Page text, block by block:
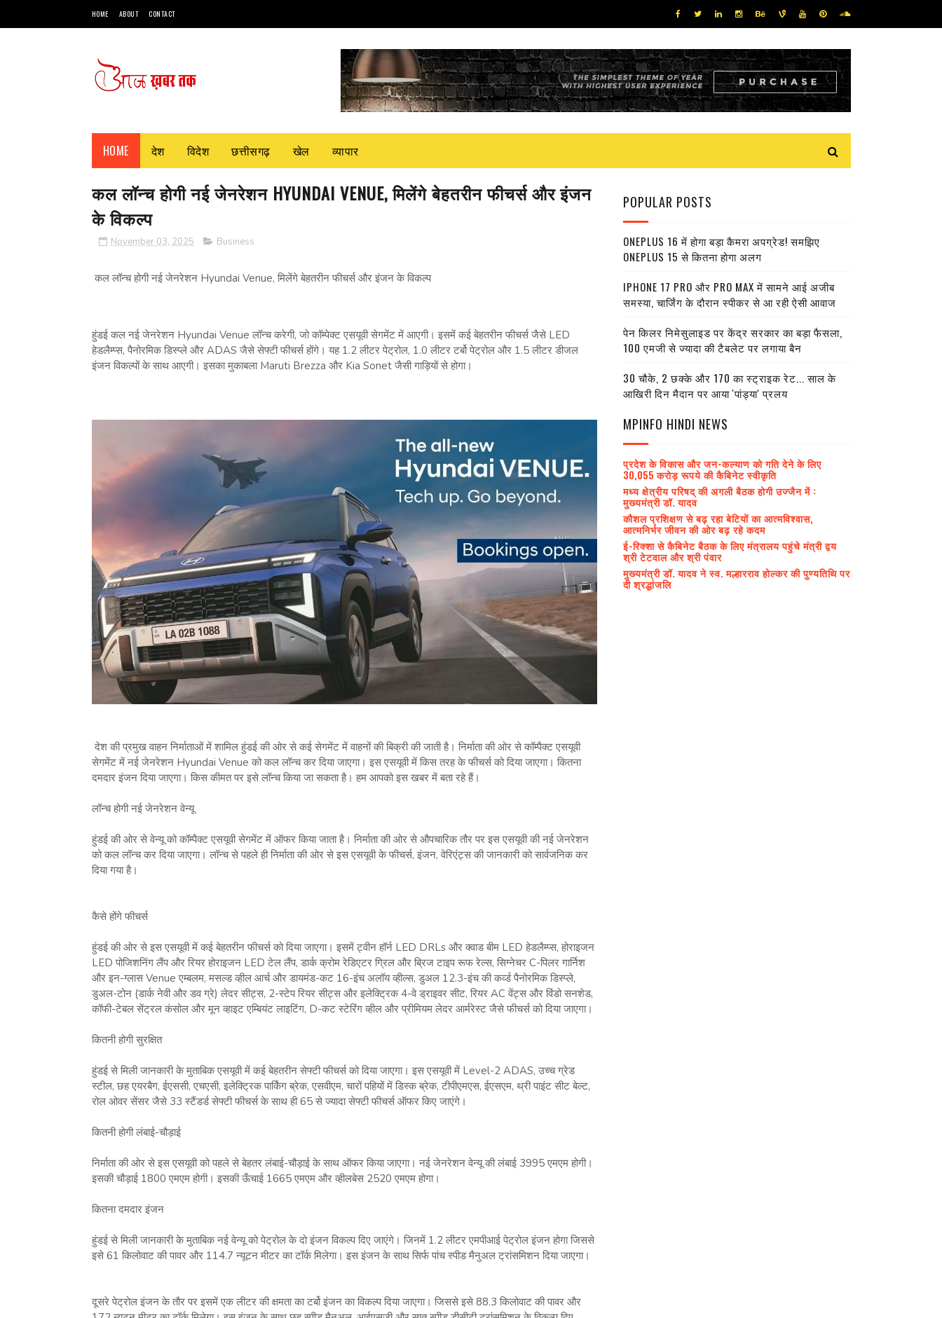
HOME ABOUT CONTACT
HOME देश विदेश छत्तीसगढ़ खेल व्यापार
कल लॉन्‍च होगी नई जेनरेशन HYUNDAI VENUE, मिलेंगे बेहतरीन फीचर्स और इंजन
के विकल्‍प
November 03, 2025 Business
कल लॉन्‍च होगी नई जेनरेशन Hyundai Venue, मिलेंगे बेहतरीन फीचर्स और इंजन के विकल्‍प
हुंडई कल नई जेनरेशन Hyundai Venue लॉन्च करेगी, जो कॉम्पेक्ट एसयूवी सेगमेंट में आएगी। इसमें कई बेहतरीन फीचर्स जैसे LED
हेडलैम्प्स, पैनोरमिक डिस्प्ले और ADAS जैसे सेफ्टी फीचर्स होंगे। यह 1.2 लीटर पेट्रोल, 1.0 लीटर टर्बो पेट्रोल और 1.5 लीटर डीजल
इंजन विकल्पों के साथ आएगी। इसका मुकाबला Maruti Brezza और Kia Sonet जैसी गाड़ियों से होगा।
देश की प्रमुख वाहन निर्माताओं में शामिल हुंडई की ओर से कई सेगमेंट में वाहनों की बिक्री की जाती है। निर्माता की ओर से कॉम्‍पैक्‍ट एसयूवी
सेगमेंट में नई जेनरेशन Hyundai Venue को कल लॉन्‍च कर दिया जाएगा। इस एसयूवी में किस तरह के फीचर्स को दिया जाएगा। कितना
दमदार इंजन दिया जाएगा। किस कीमत पर इसे लॉन्‍च किया जा सकता है। हम आपको इस खबर में बता रहे हैं।
लॉन्‍च होगी नई जेनरेशन वेन्‍यू
हुंडई की ओर से वेन्‍यू को कॉम्‍पैक्‍ट एसयूवी सेगमेंट में ऑफर किया जाता है। निर्माता की ओर से औपचारिक तौर पर इस एसयूवी की नई जेनरेशन
को कल लॉन्‍च कर दिया जाएगा। लॉन्‍च से पहले ही निर्माता की ओर से इस एसयूवी के फीचर्स, इंजन, वेरिएंट्स की जानकारी को सार्वजनिक कर
दिया गया है।
कैसे होंगे फीचर्स
हुंडई की ओर से इस एसयूवी में कई बेहतरीन फीचर्स को दिया जाएगा। इसमें ट्वीन हॉर्न LED DRLs और क्वाड बीम LED हेडलैम्प्स, होराइजन
LED पोजिशनिंग लैंप और रियर होराइजन LED टेल लैंप, डार्क क्रोम रेडिएटर ग्रिल और ब्रिज टाइप रूफ रेल्स, सिग्नेचर C-पिलर गार्निश
और इन-ग्लास Venue एम्बलम, मसल्ड व्हील आर्च और डायमंड-कट 16-इंच अलॉय व्हील्स, डुअल 12.3-इंच की कर्व्ड पैनोरमिक डिस्प्ले,
डुअल-टोन (डार्क नेवी और डव ग्रे) लेदर सीट्स, 2-स्टेप रियर सीट्स और इलेक्ट्रिक 4-वे ड्राइवर सीट, रियर AC वेंट्स और विंडो सनशेड,
कॉफी-टेबल सेंट्रल कंसोल और मून व्हाइट एम्बियंट लाइटिंग, D-कट स्टेरिंग व्हील और प्रीमियम लेदर आर्मरेस्ट जैसे फीचर्स को दिया जाएगा।
कितनी होगी सुरक्षित
हुंडई से मिली जानकारी के मुताबिक एसयूवी में कई बेहतरीन सेफ्टी फीचर्स को दिया जाएगा। इस एसयूवी में Level-2 ADAS, उच्‍च ग्रेड
स्‍टील, छह एयरबैग, ईएससी, एचएसी, इलेक्‍ट्रिक पार्किंग ब्रेक, एसवीएम, चारों पहियों में डिस्‍क ब्रेक, टीपीएमएस, ईएसएम, थ्री पाइंट सीट बेल्‍ट,
रोल ओवर सेंसर जैसे 33 स्‍टैंडर्ड सेफ्टी फीचर्स के साथ ही 65 से ज्‍यादा सेफ्टी फीचर्स ऑफर किए जाएंगे।
कितनी होगी लंबाई-चौड़ाई
निर्माता की ओर से इस एसयूवी को पहले से बेहतर लंबाई-चौड़ाई के साथ ऑफर किया जाएगा। नई जेनरेशन वेन्‍यू की लंबाई 3995 एमएम होगी।
इसकी चौड़ाई 1800 एमएम होगी। इसकी ऊँचाई 1665 एमएम और व्हीलबेस 2520 एमएम होगा।
कितना दमदार इंजन
हुंडई से मिली जानकारी के मुताबिक नई वेन्‍यू को पेट्रोल के दो इंजन विकल्‍प दिए जाएंगे। जिनमें 1.2 लीटर एमपीआई पेट्रोल इंजन होगा जिससे
इसे 61 किलोवाट की पावर और 114.7 न्‍यूटन मीटर का टॉर्क मिलेगा। इस इंजन के साथ सिर्फ पांच स्‍पीड मैनुअल ट्रांसमिशन दिया जाएगा।
दूसरे पेट्रोल इंजन के तौर पर इसमें एक लीटर की क्षमता का टर्बो इंजन का विकल्‍प दिया जाएगा। जिससे इसे 88.3 किलोवाट की पावर और
POPULAR POSTS
ONEPLUS 16 में होगा बड़ा कैमरा अपग्रेड! समझिए
ONEPLUS 15 से कितना होगा अलग
IPHONE 17 PRO और PRO MAX में सामने आई अजीब
समस्या, चार्जिंग के दौरान स्पीकर से आ रही ऐसी आवाज
पेन किलर निमेसुलाइड पर केंद्र सरकार का बड़ा फैसला,
100 एमजी से ज्यादा की टैबलेट पर लगाया बैन
30 चौके, 2 छक्के और 170 का स्ट्राइक रेट... साल के
आखिरी दिन मैदान पर आया 'पांड्या' प्रलय
MPINFO HINDI NEWS
प्रदेश के विकास और जन-कल्याण को गति देने के लिए
30,055 करोड़ रूपये की कैबिनेट स्वीकृति
मध्य क्षेत्रीय परिषद् की अगली बैठक होगी उज्जैन में :
मुख्यमंत्री डॉ. यादव
कौशल प्रशिक्षण से बढ़ रहा बेटियों का आत्मविश्वास,
आत्मनिर्भर जीवन की ओर बढ़ रहे कदम
ई-रिक्शा से कैबिनेट बैठक के लिए मंत्रालय पहुंचे मंत्री द्वय
श्री टेटवाल और श्री पंवार
मुख्यमंत्री डॉ. यादव ने स्व. मल्हारराव होल्कर की पुण्यतिथि पर
दी श्रद्धांजलि